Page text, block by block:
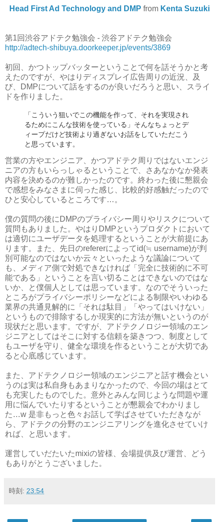
Head First Ad Technology and DMP from Kenta Suzuki
第1回渋谷アドテク勉強会 - 渋谷アドテク勉強会
http://adtech-shibuya.doorkeeper.jp/events/3869
初回、かつトップバッターということで何を話そうかと考
えたのですが、やはりディスプレイ広告周りの近況、及
び、DMPについて話をするのが良いだろうと思い、スライ
ドを作りました。
「こういう狙いでこの機能を作って、それを実現され
るためにこんな技術を使っている」そんなちょっとデ
ィープだけど技術より過ぎないお話をしていただこう
と思っています。
営業の方やエンジニア、かつアドテク周りではないエンジ
ニアの方もいらっしゃるということで、さあなかなか発表
内容を決めるのが難しかったのです。終わった後に懇親会
で感想をみなさまに伺った感じ、比較的好感触だったので
ひと安心しているところです…。
僕の質問の後にDMPのプライバシー周りやリスクについて
質問もありました。やはりDMPというプロダクトにおいて
は適切にユーザデータを処理するということが大前提にあ
ります。また、先日のrefererによってid(≒ username)が判
別可能なのではないか云々といったような議論について
も、メディア側で対処できなければ「完全に技術的に不可
能である」ということを言い切ることはできないのではな
いか、と僕個人としては思っています。なのでそういった
ところがプライバシーポリシーなどによる制限やいわゆる
業界の共通見解的に「それは駄目」「やってはいけない」
というもので排除するしか現実的に方法が無いというのが
現状だと思います。ですが、アドテクノロジー領域のエン
ジニアとしてはそこに対する信頼を築きつつ、制度として
もユーザを守り、健全な環境を作るということが大切であ
ると心底感じています。
また、アドテクノロジー領域のエンジニアと話す機会とい
うのは実は私自身もあまりなかったので、今回の場はとて
も充実したものでした。意外とみんな同じような問題や運
用に悩んでいたりするということが懇親会でわかりまし
た…w 是非もっと色々お話して学ばさせていただきなが
ら、アドテクの分野のエンジニアリングを進化させていけ
れば、と思います。
運営していだたいたmixiの皆様、会場提供及び運営、どう
もありがとうございました。
時刻: 23:54